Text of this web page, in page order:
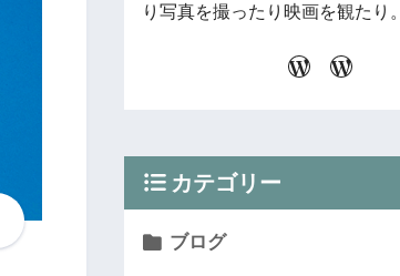
り写真を撮ったり映画を観たり。
カテゴリー
ブログ